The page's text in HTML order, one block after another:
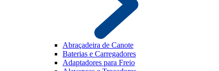
Abraçadeira de Canote
Baterias e Carregadores
Adaptadores para Freio